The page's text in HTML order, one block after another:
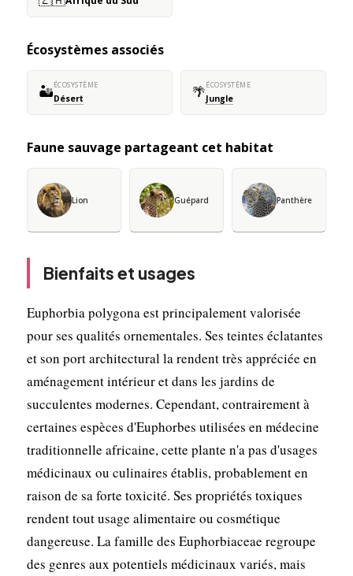
Écosystèmes associés
🏜️ÉCOSYSTÈME
Désert 🌴ÉCOSYSTÈME
Jungle
Faune sauvage partageant cet habitat
Lion Guépard Panthère
Bienfaits et usages
Euphorbia polygona est principalement valorisée
pour ses qualités ornementales. Ses teintes éclatantes
et son port architectural la rendent très appréciée en
aménagement intérieur et dans les jardins de
succulentes modernes. Cependant, contrairement à
certaines espèces d'Euphorbes utilisées en médecine
traditionnelle africaine, cette plante n'a pas d'usages
médicinaux ou culinaires établis, probablement en
raison de sa forte toxicité. Ses propriétés toxiques
rendent tout usage alimentaire ou cosmétique
dangereuse. La famille des Euphorbiaceae regroupe
des genres aux potentiels médicinaux variés, mais